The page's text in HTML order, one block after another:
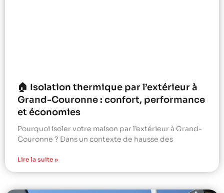
🏠 Isolation thermique par l’extérieur à
Grand-Couronne : confort, performance
et économies
Pourquoi isoler votre maison par l’extérieur à Grand-
Couronne ? Dans un contexte de hausse des
Lire la suite »